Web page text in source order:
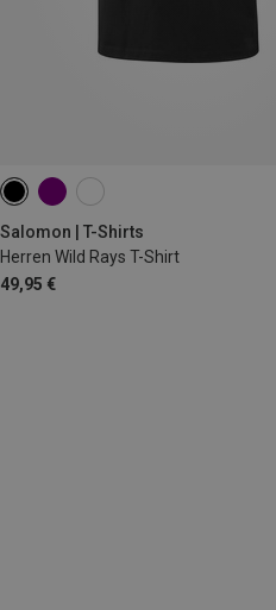
Salomon | T-Shirts
Herren Wild Rays T-Shirt
49,95 €
M